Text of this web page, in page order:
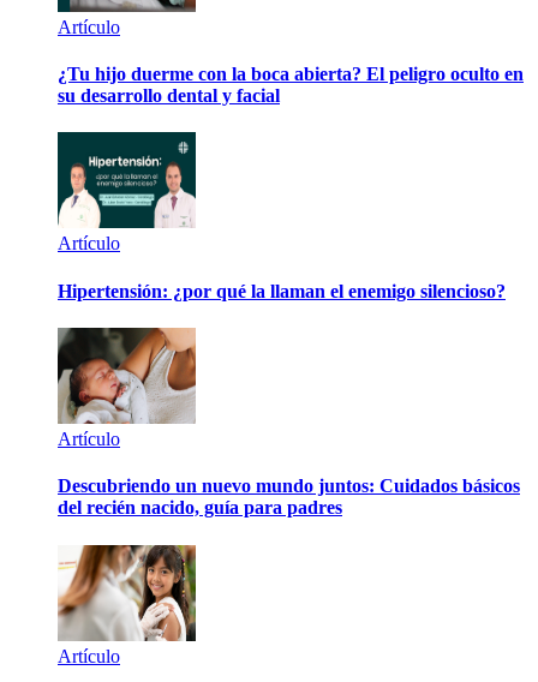
Artículo
¿Tu hijo duerme con la boca abierta? El peligro oculto en
su desarrollo dental y facial
Artículo
Hipertensión: ¿por qué la llaman el enemigo silencioso?
Artículo
Descubriendo un nuevo mundo juntos: Cuidados básicos
del recién nacido, guía para padres
Artículo